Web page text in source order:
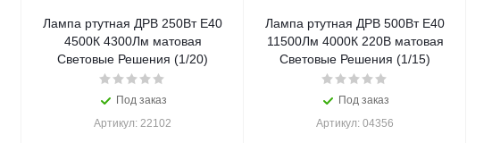
Лампа ртутная ДРВ 250Вт E40
4500К 4300Лм матовая
Световые Решения (1/20)
Под заказ
Артикул: 22102
Лампа ртутная ДРВ 500Вт Е40
11500Лм 4000К 220В матовая
Световые Решения (1/15)
Под заказ
Артикул: 04356